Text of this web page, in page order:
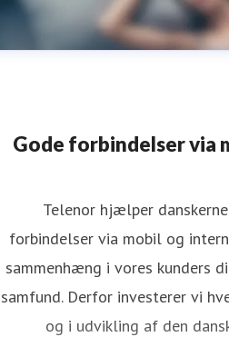
Gode forbindelser via
Telenor hjælper
forbindelser via mobil og
sammenhæng i vores kunders
samfund. Derfor investerer vi
og i udvikling af den